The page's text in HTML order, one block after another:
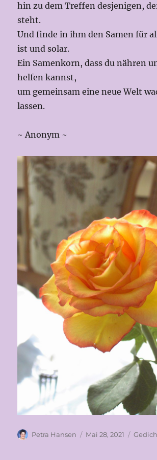
hin zu dem Treffen desjenigen,
steht.
Und finde in ihm den Samen für
ist und solar.
Ein Samenkorn, dass du nähren
helfen kannst,
um gemeinsam eine neue Welt
lassen.
~ Anonym ~
Autor
Petra Hansen
Veröffentlicht
Mai 28, 2021